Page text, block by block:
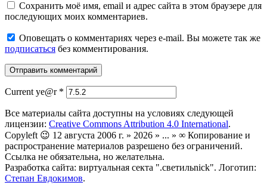
Сохранить моё имя, email и адрес сайта в этом браузере для
последующих моих комментариев.
Оповещать о комментариях через e-mail. Вы можете так же
подписаться без комментирования.
Current ye@r *
Все материалы сайта доступны на условиях следующей
лицензии: Creative Commons Attribution 4.0 International.
Copyleft 😉 12 августа 2006 г. » 2026 » ... » ∞ Копирование и
распространение материалов разрешено без ограничений.
Ссылка не обязательна, но желательна.
Разработка сайта: виртуальная секта ".светильnick". Логотип:
Степан Евдокимов.